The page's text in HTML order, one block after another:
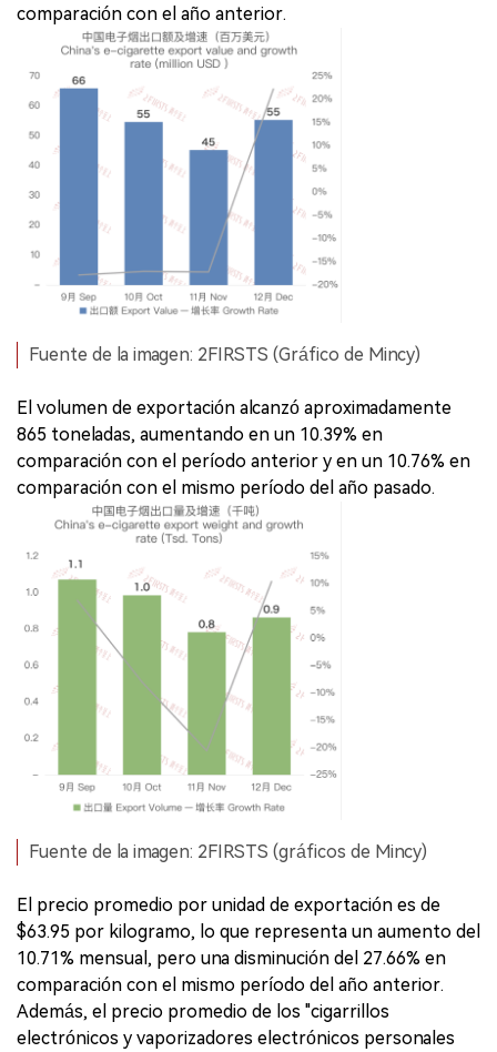
comparación con el año anterior.
Fuente de la imagen: 2FIRSTS (Gráfico de Mincy)
El volumen de exportación alcanzó aproximadamente
865 toneladas, aumentando en un 10.39% en
comparación con el período anterior y en un 10.76% en
comparación con el mismo período del año pasado.
Fuente de la imagen: 2FIRSTS (gráficos de Mincy)
El precio promedio por unidad de exportación es de
$63.95 por kilogramo, lo que representa un aumento del
10.71% mensual, pero una disminución del 27.66% en
comparación con el mismo período del año anterior.
Además, el precio promedio de los "cigarrillos
electrónicos y vaporizadores electrónicos personales